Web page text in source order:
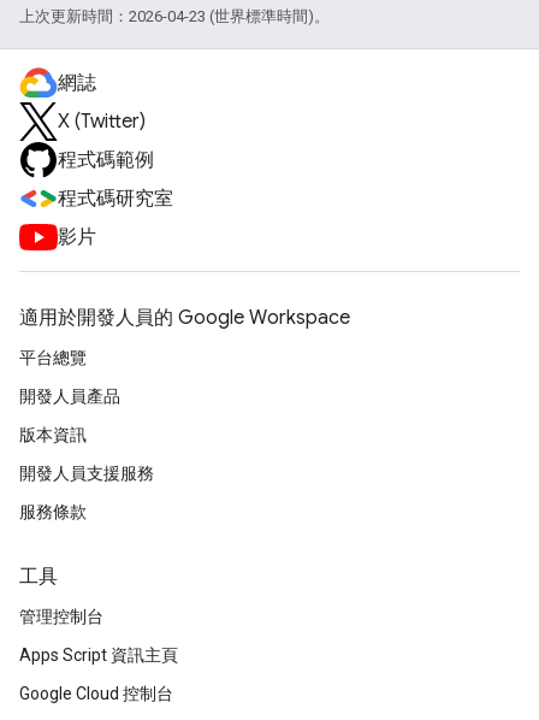
上次更新時間：2026-04-23 (世界標準時間)。
網誌
X (Twitter)
程式碼範例
程式碼研究室
影片
適用於開發人員的 Google Workspace
平台總覽
開發人員產品
版本資訊
開發人員支援服務
服務條款
工具
管理控制台
Apps Script 資訊主頁
Google Cloud 控制台